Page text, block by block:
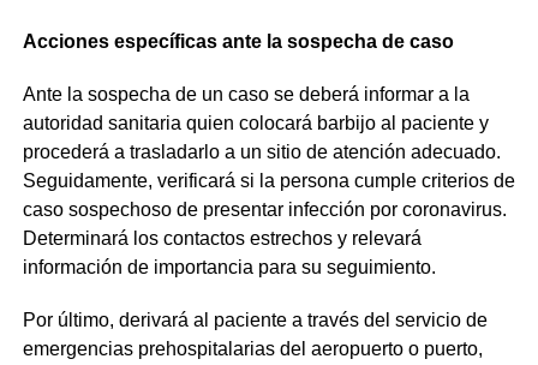
Acciones específicas ante la sospecha de caso
Ante la sospecha de un caso se deberá informar a la
autoridad sanitaria quien colocará barbijo al paciente y
procederá a trasladarlo a un sitio de atención adecuado.
Seguidamente, verificará si la persona cumple criterios de
caso sospechoso de presentar infección por coronavirus.
Determinará los contactos estrechos y relevará
información de importancia para su seguimiento.
Por último, derivará al paciente a través del servicio de
emergencias prehospitalarias del aeropuerto o puerto,